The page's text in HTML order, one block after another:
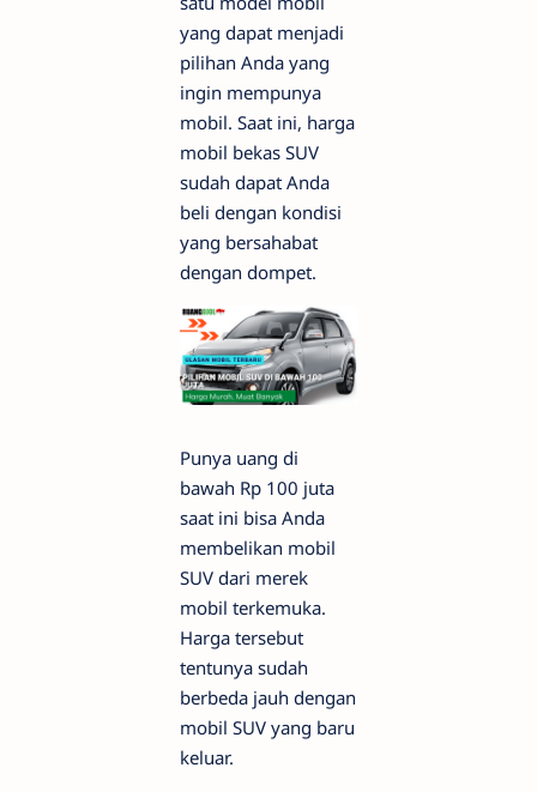
yang dapat menjadi
pilihan Anda yang
ingin mempunya
mobil. Saat ini, harga
mobil bekas SUV
sudah dapat Anda
beli dengan kondisi
yang bersahabat
dengan dompet.
Punya uang di
bawah Rp 100 juta
saat ini bisa Anda
membelikan mobil
SUV dari merek
mobil terkemuka.
Harga tersebut
tentunya sudah
berbeda jauh dengan
mobil SUV yang baru
keluar.